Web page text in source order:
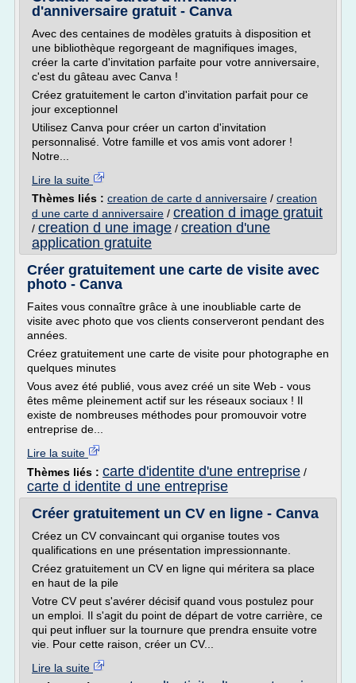
d'anniversaire gratuit - Canva
Avec des centaines de modèles gratuits à disposition et
une bibliothèque regorgeant de magnifiques images,
créer la carte d'invitation parfaite pour votre anniversaire,
c'est du gâteau avec Canva !
Créez gratuitement le carton d'invitation parfait pour ce
jour exceptionnel
Utilisez Canva pour créer un carton d'invitation
personnalisé. Votre famille et vos amis vont adorer !
Notre...
Lire la suite
Thèmes liés : creation de carte d anniversaire / creation
d une carte d anniversaire / creation d image gratuit
/ creation d une image / creation d'une
application gratuite
Créer gratuitement une carte de visite avec
photo - Canva
Faites vous connaître grâce à une inoubliable carte de
visite avec photo que vos clients conserveront pendant des
années.
Créez gratuitement une carte de visite pour photographe en
quelques minutes
Vous avez été publié, vous avez créé un site Web - vous
êtes même pleinement actif sur les réseaux sociaux ! Il
existe de nombreuses méthodes pour promouvoir votre
entreprise de...
Lire la suite
Thèmes liés : carte d'identite d'une entreprise /
carte d identite d une entreprise
Créer gratuitement un CV en ligne - Canva
Créez un CV convaincant qui organise toutes vos
qualifications en une présentation impressionnante.
Créez gratuitement un CV en ligne qui méritera sa place
en haut de la pile
Votre CV peut s'avérer décisif quand vous postulez pour
un emploi. Il s'agit du point de départ de votre carrière, ce
qui peut influer sur la tournure que prendra ensuite votre
vie. Pour cette raison, créer un CV...
Lire la suite